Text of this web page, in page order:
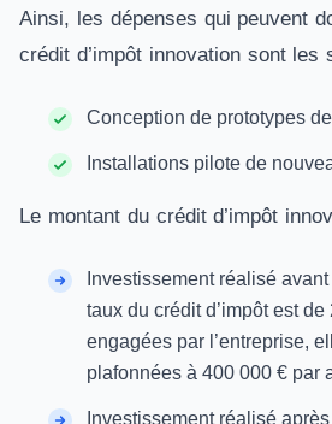
Ainsi, les dépenses qui peuvent
crédit d’impôt innovation sont les
Conception de prototypes
Installations pilote de
Le montant du crédit d’impôt
Investissement réalisé avant
taux du crédit d’impôt est
engagées par l’entreprise,
plafonnées à 400 000 € par
Investissement réalisé